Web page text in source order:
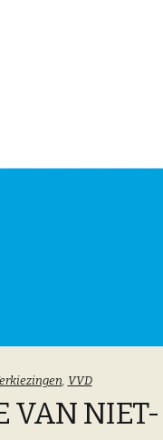
VVD
VAN NIET-